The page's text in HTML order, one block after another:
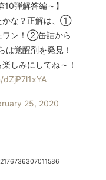
10弾解答編～】
かな？正解は、①
ワン！②缶詰から
覚醒剤を発見！
しみにしてね～！
25, 2020